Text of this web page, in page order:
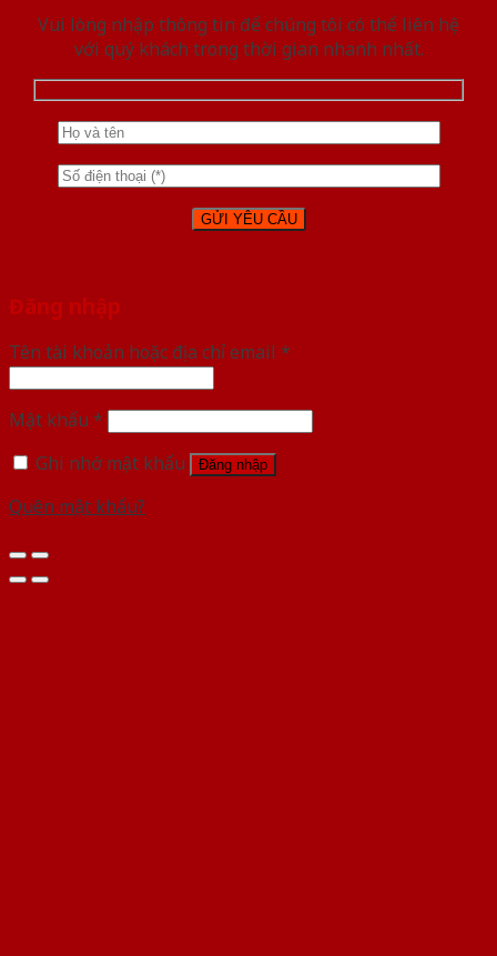
Vui lòng nhập thông tin để chúng tôi có thể liên hệ
với quý khách trong thời gian nhanh nhất.
Đăng nhập
Tên tài khoản hoặc địa chỉ email *
Mật khẩu *
Ghi nhớ mật khẩu
Đăng nhập
Quên mật khẩu?